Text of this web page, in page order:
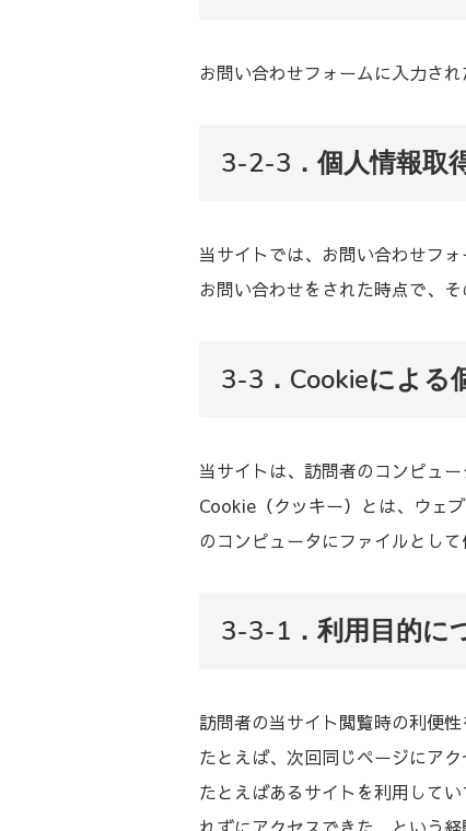
お問い合わせフォームに入力さ
3-2-3．個人情報取
当サイトでは、お問い合わせフ
お問い合わせをされた時点で、
3-3．Cookieによる
当サイトは、訪問者のコンピュ
Cookie（クッキー）とは、ウェ
のコンピュータにファイルとして
3-3-1．利用目的に
訪問者の当サイト閲覧時の利便性
たとえば、次回同じページにア
たとえばあるサイトを利用して